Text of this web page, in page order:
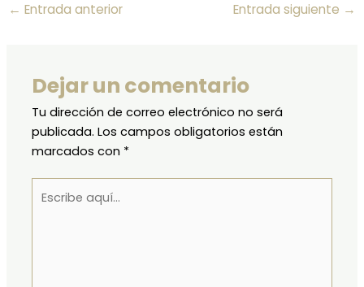
← Entrada anterior Entrada siguiente →
Dejar un comentario
Tu dirección de correo electrónico no será
publicada. Los campos obligatorios están
marcados con *
aquí...